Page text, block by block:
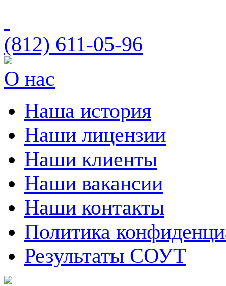
(812) 611-05-96
О нас
Наша история
Наши лицензии
Наши клиенты
Наши вакансии
Наши контакты
Политика
Результаты СОУТ